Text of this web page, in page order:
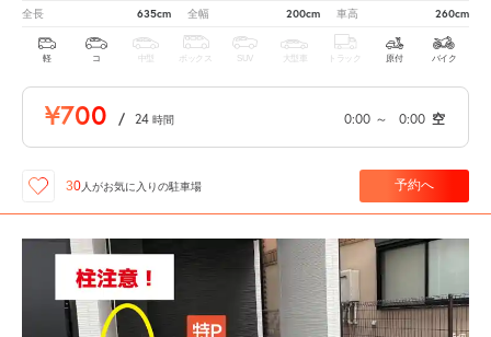
全長 635cm 全幅 200cm 車高 260cm
軽 コ 中型 ボックス SUV 大型車 トラック 原付 バイク
¥700 / 24 時間 0:00 ～ 0:00 空
30 人がお気に入りの駐車場 予約へ